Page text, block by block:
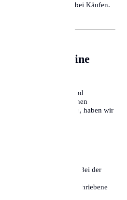
eine kleine Provision bei Käufen.
in
Allgemeine
befinden, deutsche und
folgen oft ähnlichen
und Frust zu vermeiden, haben wir
Sie zusammengefasst:
Sie einen gültigen
oder Personalausweis). Bei der
ist zudem die
(in DE) bzw. der unterschriebene
erforderlich.